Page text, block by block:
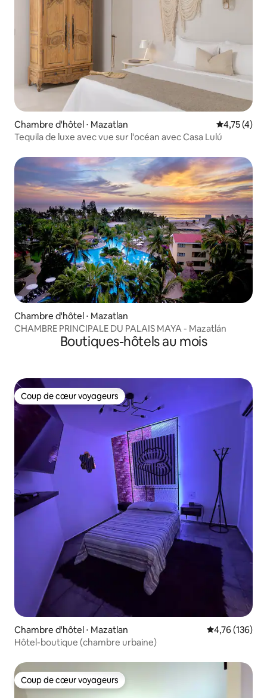
Chambre d'hôtel ⋅ Mazatlan Évaluation
4,75 (4)
Tequila de luxe avec vue sur l'océan avec Casa Lulú
Chambre d'hôtel ⋅ Mazatlan
CHAMBRE PRINCIPALE DU PALAIS MAYA - Mazatlán
Boutiques-hôtels au mois
Coup de cœur voyageurs
Coup de cœur voyageurs
Chambre d'hôtel ⋅ Mazatlan Évaluation
4,76 (136)
Hôtel-boutique (chambre urbaine)
Coup de cœur voyageurs
Coup de cœur voyageurs